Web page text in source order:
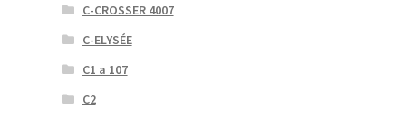
C-CROSSER 4007
C-ELYSÉE
C1 a 107
C2